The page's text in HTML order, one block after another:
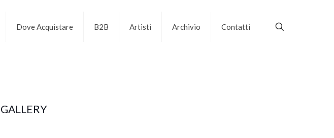
Dove Acquistare B2B Artisti Archivio Contatti
GALLERY